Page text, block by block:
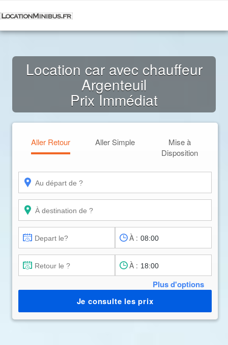
Location car avec chauffeur
Argenteuil
Prix Immédiat
Aller Retour Aller Simple
Mise à
Disposition
À :
À :
Plus d'options
Je consulte les prix